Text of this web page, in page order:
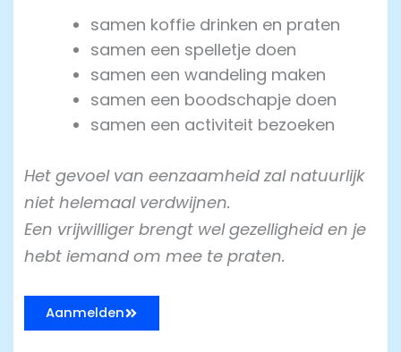
samen koffie drinken en praten
samen een spelletje doen
samen een wandeling maken
samen een boodschapje doen
samen een activiteit bezoeken
Het gevoel van eenzaamheid zal natuurlijk
niet helemaal verdwijnen.
Een vrijwilliger brengt wel gezelligheid en je
hebt iemand om mee te praten.
Aanmelden